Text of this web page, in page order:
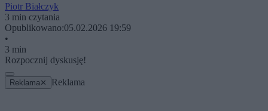
Piotr Białczyk
3 min czytania
Opublikowano:05.02.2026 19:59
•
3 min
Rozpocznij dyskusję!
Reklama ✕ Reklama